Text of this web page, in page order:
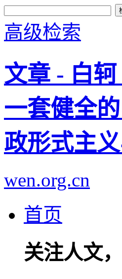
高级检索
文章 - 白
一套健全
政形式主
wen.org.cn
首页
关注人文